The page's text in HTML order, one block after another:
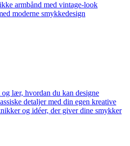
armbånd med vintage-look
moderne smykkedesign
lær, hvordan du kan designe
detaljer med din egen kreative
og idéer, der giver dine smykker